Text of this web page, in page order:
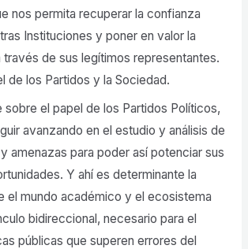
nos permita recuperar la confianza
Instituciones y poner en valor la
de sus legítimos representantes.
de los Partidos y la Sociedad.
sobre el papel de los Partidos Políticos,
avanzando en el estudio y análisis de
amenazas para poder así potenciar sus
Y ahí es determinante la
el mundo académico y el ecosistema
bidireccional, necesario para el
públicas que superen errores del